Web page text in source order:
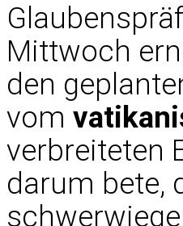
Mittwoch
den
vom
verbreiteten
darum bete,